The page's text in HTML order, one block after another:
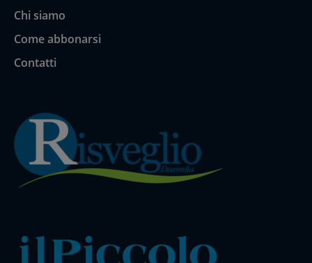
Chi siamo
Come abbonarsi
Contatti